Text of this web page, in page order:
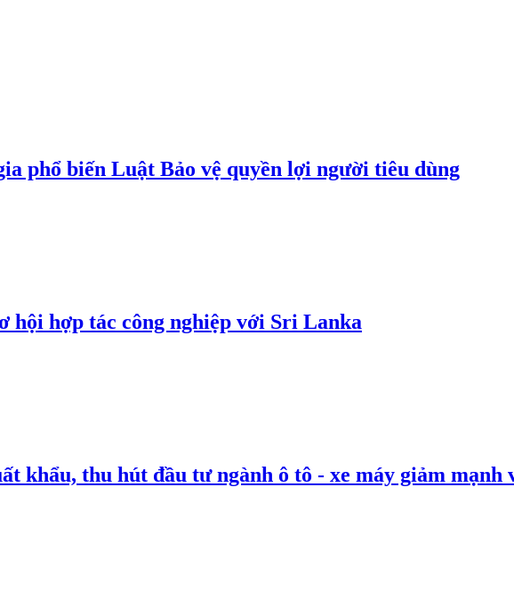
phổ biến Luật Bảo vệ quyền lợi người tiêu dùng
hội hợp tác công nghiệp với Sri Lanka
khẩu, thu hút đầu tư ngành ô tô - xe máy giảm mạnh